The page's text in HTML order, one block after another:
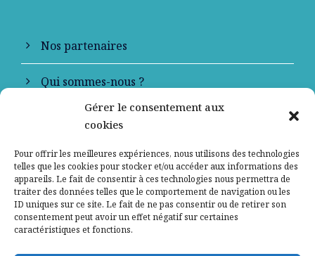
Gérer le consentement aux
cookies
Pour offrir les meilleures expériences, nous utilisons des technologies
telles que les cookies pour stocker et/ou accéder aux informations des
appareils. Le fait de consentir à ces technologies nous permettra de
traiter des données telles que le comportement de navigation ou les
ID uniques sur ce site. Le fait de ne pas consentir ou de retirer son
consentement peut avoir un effet négatif sur certaines
caractéristiques et fonctions.
Nos partenaires
Qui sommes-nous ?
Contactez-nous
Mentions légales
Politique de confidentialité